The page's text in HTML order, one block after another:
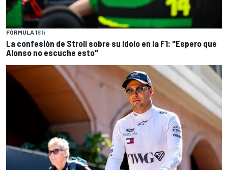
FÓRMULA 18 h
La confesión de Stroll sobre su ídolo en la F1: "Espero que
Alonso no escuche esto"